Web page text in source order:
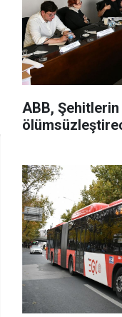
ABB,